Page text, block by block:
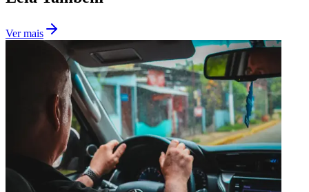
Ver mais